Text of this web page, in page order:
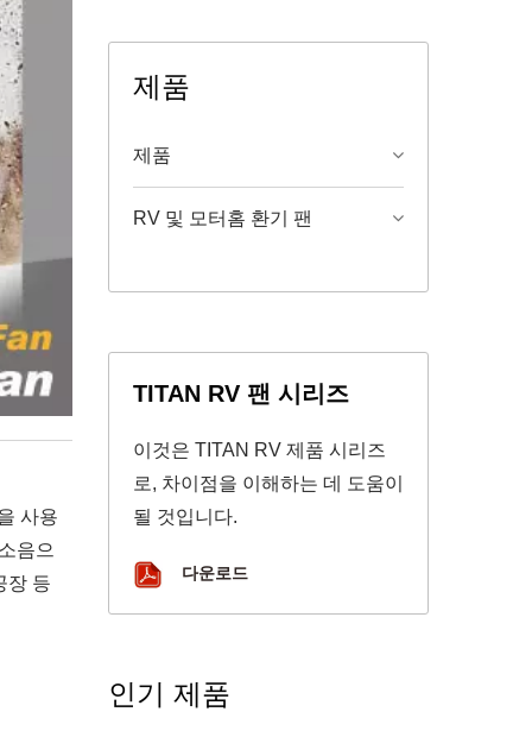
사용
음으
장 등
제품
제품
RV 및 모터홈 환기 팬
TITAN RV 팬 시리즈
이것은 TITAN RV 제품 시리즈
로, 차이점을 이해하는 데 도움이
될 것입니다.
다운로드
인기 제품